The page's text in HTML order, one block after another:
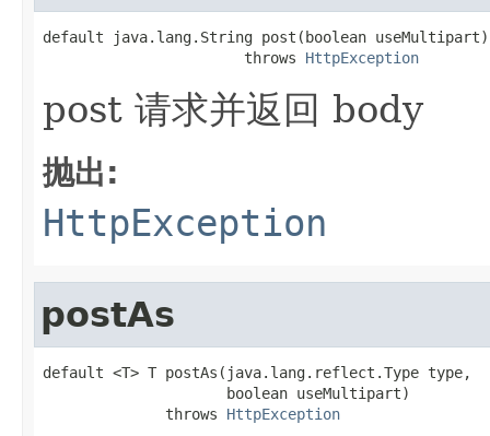
default java.lang.String post(boolean useMultipart)
                       throws
HttpException
post 请求并返回 body
抛出:
HttpException
postAs
default <T> T postAs(java.lang.reflect.Type type,
                     boolean useMultipart)
              throws
HttpException